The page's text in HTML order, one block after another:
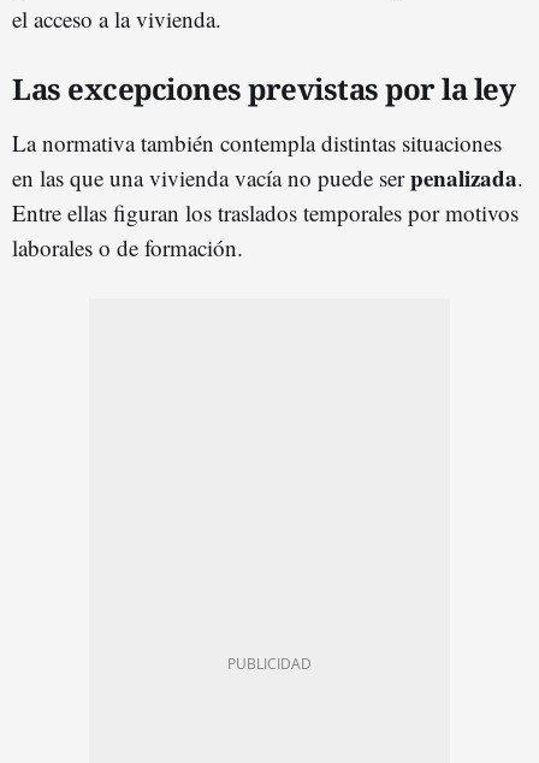
el acceso a la vivienda.
Las excepciones previstas por la ley
La normativa también contempla distintas situaciones
en las que una vivienda vacía no puede serpenalizada.
Entre ellas figuran los traslados temporales por motivos
laborales o de formación.